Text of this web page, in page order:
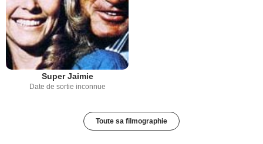
Super Jaimie
Date de sortie inconnue
Toute sa filmographie